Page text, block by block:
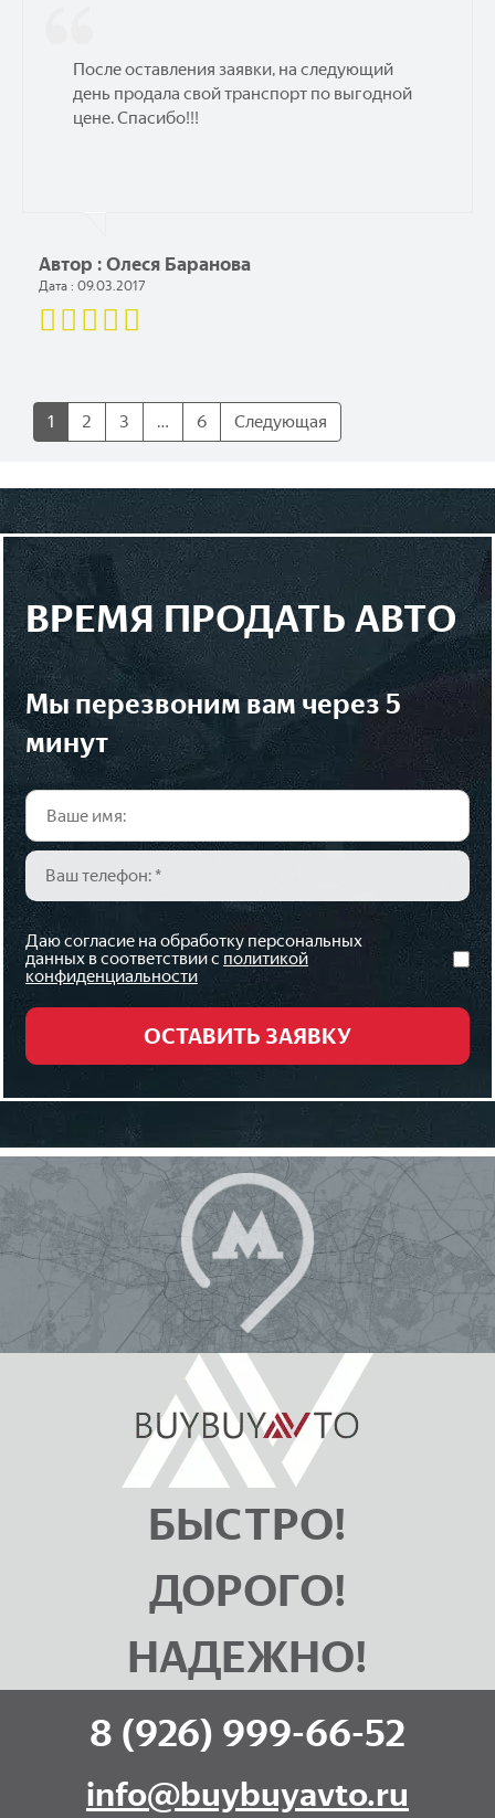
После оставления заявки, на следующий
день продала свой транспорт по выгодной
цене. Спасибо!!!
Автор : Олеся Баранова
Дата : 09.03.2017
1 2 3 … 6 Следующая
ВРЕМЯ ПРОДАТЬ АВТО
мы перезвоним вам через 5
минут
Даю согласие на обработку персональных
данных в соответствии с политикой
конфиденциальности
БЫСТРО!
ДОРОГО!
НАДЕЖНО!
8 (926) 999-66-52
info@buybuyavto.ru